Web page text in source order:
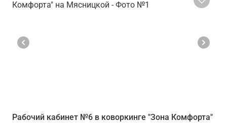
Рабочий кабинет №6 в коворкинге "Зона Комфорта"